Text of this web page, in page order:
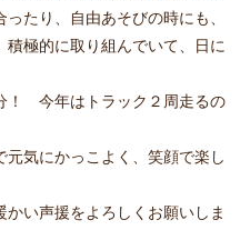
たり、自由あそびの時にも、
極的に取り組んでいて、日に
！ 今年はトラック２周走るの
気にかっこよく、笑顔で楽し
い声援をよろしくお願いしま